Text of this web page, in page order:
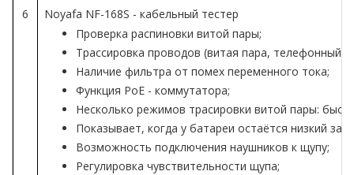
6
Noyafa NF-168S - кабельный тестер
Проверка распиновки витой пары;
Трассировка проводов (витая пара, телефонный
Наличие фильтра от помех переменного тока;
Функция PoE - коммутатора;
Несколько режимов трасировки витой пары:
Показывает, когда у батареи остаётся низкий
Возможность подключения наушников к щупу;
Регулировка чувствительности щупа;